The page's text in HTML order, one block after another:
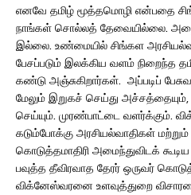
எனவே தமிழ் மூத்தமொழி என்பதை
நாங்கள் சொல்லத் தேவையில்லை. அதை
இல்லை. உண்மையில் சிங்கள
பேசப்படும் இலக்கிய வளம் நிறைந்த
கண்டு அஞ்சுகிறார்கள். அப்படிப்
மேலும் இறுகச் செய்து
செய்யும். முரண்பாட்டை வளர்க்கும்.
கடும்போக்கு அரசியல்வாதிகள்
கொடுத்தமாதிரி அமைந்துவிடக்
பவுத்த தீவிரவாத தேரர் ஒருவர்
விக்னேஸ்வரனை உளவுத்துறை